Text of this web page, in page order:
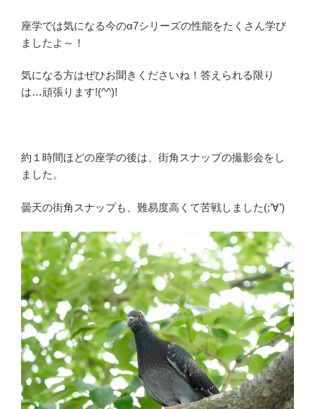
座学では気になる今のα7シリーズの性能をたくさん学び
ましたよ～！
気になる方はぜひお聞きくださいね！答えられる限り
は…頑張ります!(^^)!
約１時間ほどの座学の後は、街角スナップの撮影会をし
ました。
曇天の街角スナップも、難易度高くて苦戦しました(;’∀’)